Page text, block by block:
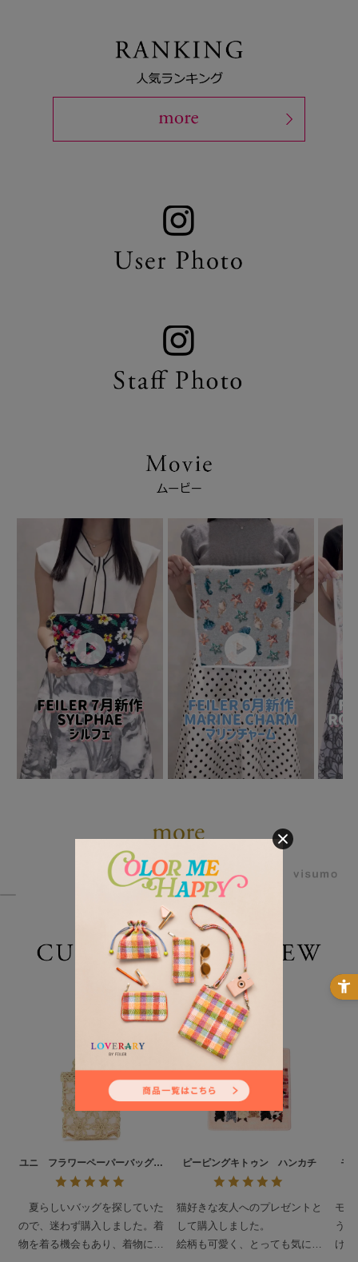
powered by
ユニ フラワーペーパーバッグ
UNI-260548
夏らしいバッグを探していた
ので、迷わず購入しました。着
物を着る機会もあり、着物にも
ピーピングキトゥン ハンカチ
猫好きな友人へのプレゼントと
して購入しました。
絵柄も可愛く、とっても気に入
モ
モ
う
け